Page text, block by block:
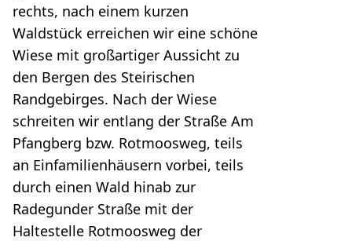
rechts, nach einem kurzen
Waldstück erreichen wir eine schöne
Wiese mit großartiger Aussicht zu
den Bergen des Steirischen
Randgebirges. Nach der Wiese
schreiten wir entlang der Straße Am
Pfangberg bzw. Rotmoosweg, teils
an Einfamilienhäusern vorbei, teils
durch einen Wald hinab zur
Radegunder Straße mit der
Haltestelle Rotmoosweg der